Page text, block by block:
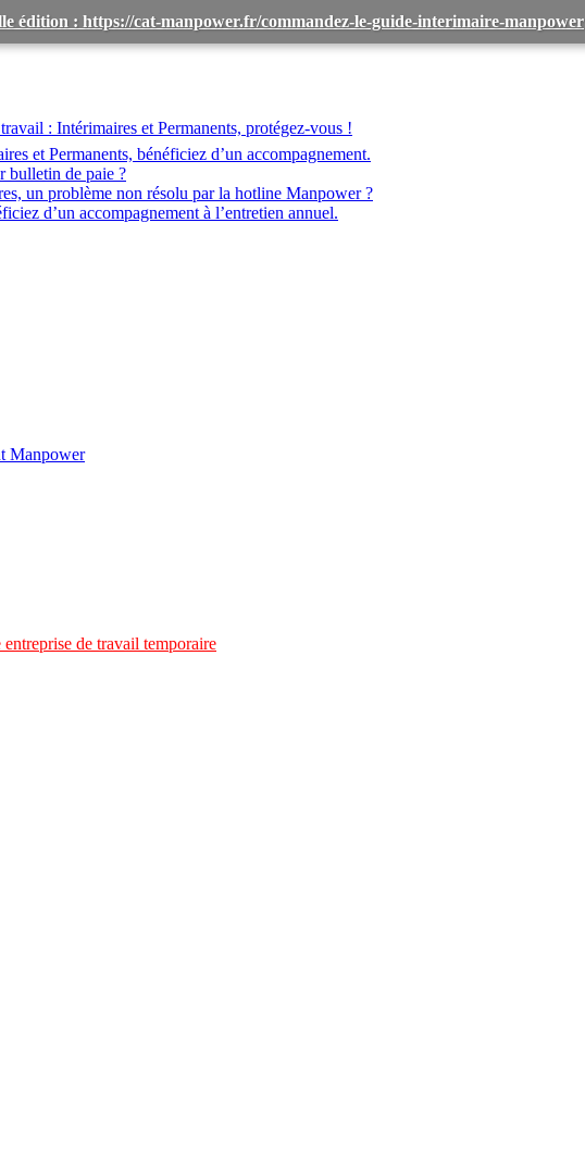
: Intérimaires et Permanents, protégez-vous !
et Permanents, bénéficiez d’un accompagnement.
bulletin de paie ?
un problème non résolu par la hotline Manpower ?
d’un accompagnement à l’entretien annuel.
Manpower
de travail temporaire
édition : https://cat-manpower.fr/commandez-le-guide-interimaire-manpower